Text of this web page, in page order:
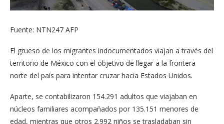
Fuente: NTN247 AFP
El grueso de los migrantes indocumentados viajan a través del
territorio de México con el objetivo de llegar a la frontera
norte del país para intentar cruzar hacia Estados Unidos.
Aparte, se contabilizaron 154.291 adultos que viajaban en
núcleos familiares acompañados por 135.151 menores de
edad, mientras que otros 2.992 niños se trasladaban sin